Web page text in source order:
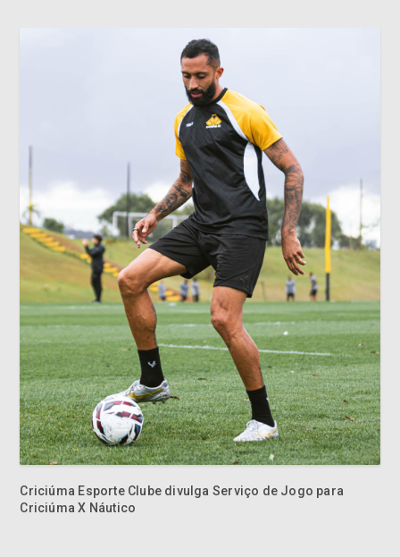
Criciúma Esporte Clube divulga Serviço de Jogo para
Criciúma X Náutico